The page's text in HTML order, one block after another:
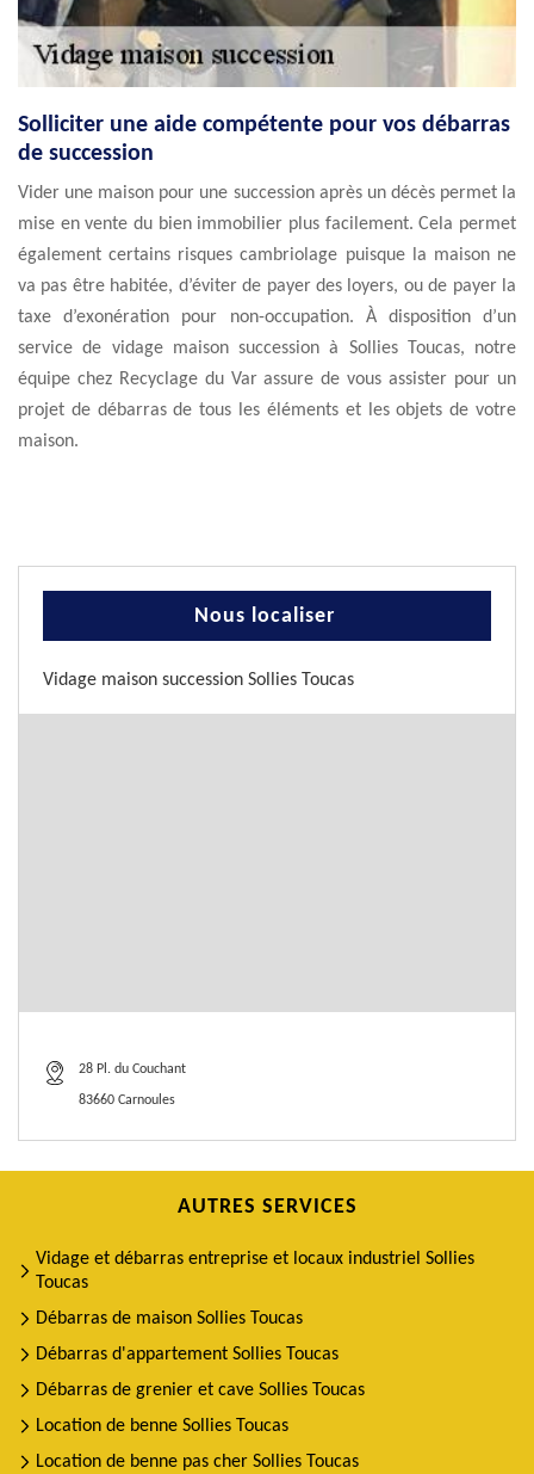
Solliciter une aide compétente pour vos débarras
de succession
Vider une maison pour une succession après un décès permet la
mise en vente du bien immobilier plus facilement. Cela permet
également certains risques cambriolage puisque la maison ne
va pas être habitée, d’éviter de payer des loyers, ou de payer la
taxe d’exonération pour non-occupation. À disposition d’un
service de vidage maison succession à Sollies Toucas, notre
équipe chez Recyclage du Var assure de vous assister pour un
projet de débarras de tous les éléments et les objets de votre
maison.
Nous localiser
Vidage maison succession Sollies Toucas
28 Pl. du Couchant
83660 Carnoules
AUTRES SERVICES
Vidage et débarras entreprise et locaux industriel Sollies
Toucas
Débarras de maison Sollies Toucas
Débarras d'appartement Sollies Toucas
Débarras de grenier et cave Sollies Toucas
Location de benne Sollies Toucas
Location de benne pas cher Sollies Toucas